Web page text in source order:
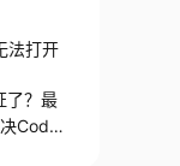
法打开
了？最
Codex